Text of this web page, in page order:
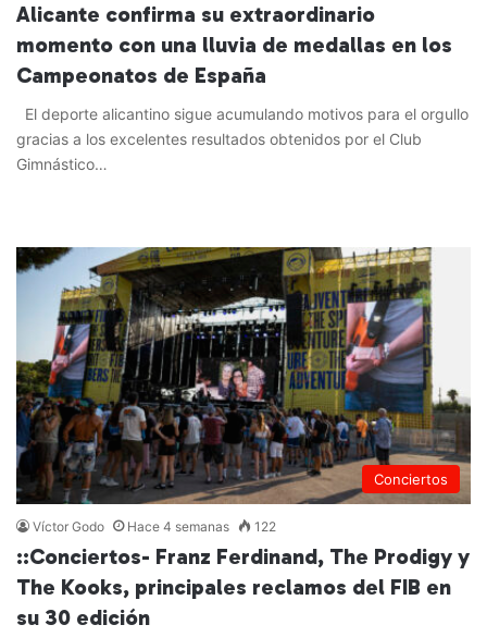
Alicante confirma su extraordinario
momento con una lluvia de medallas en los
Campeonatos de España
El deporte alicantino sigue acumulando motivos para el orgullo
gracias a los excelentes resultados obtenidos por el Club
Gimnástico…
Conciertos
Víctor Godo Hace 4 semanas 122
::Conciertos- Franz Ferdinand, The Prodigy y
The Kooks, principales reclamos del FIB en
su 30 edición